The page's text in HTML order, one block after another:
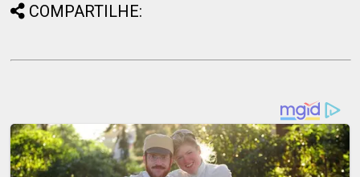
COMPARTILHE: